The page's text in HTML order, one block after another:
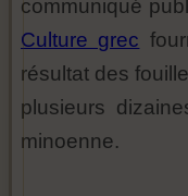
communiqué
Culture grec
résultat des
plusieurs
minoenne.